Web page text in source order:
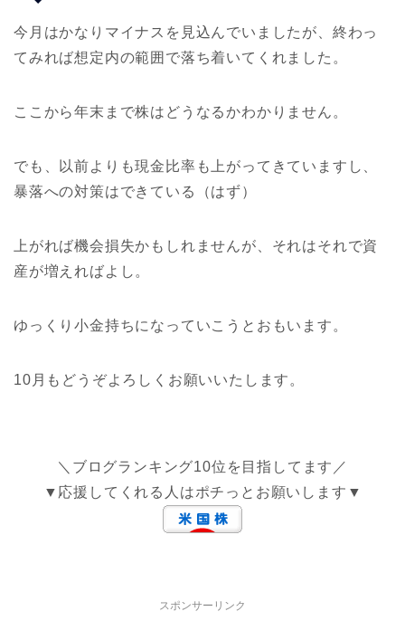
今月はかなりマイナスを見込んでいましたが、終わっ
てみれば想定内の範囲で落ち着いてくれました。
ここから年末まで株はどうなるかわかりません。
でも、以前よりも現金比率も上がってきていますし、
暴落への対策はできている（はず）
上がれば機会損失かもしれませんが、それはそれで資
産が増えればよし。
ゆっくり小金持ちになっていこうとおもいます。
10月もどうぞよろしくお願いいたします。
＼ブログランキング10位を目指してます／
▼応援してくれる人はポチっとお願いします▼
スポンサーリンク